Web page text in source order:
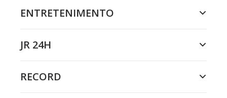
ENTRETENIMENTO
JR 24H
RECORD